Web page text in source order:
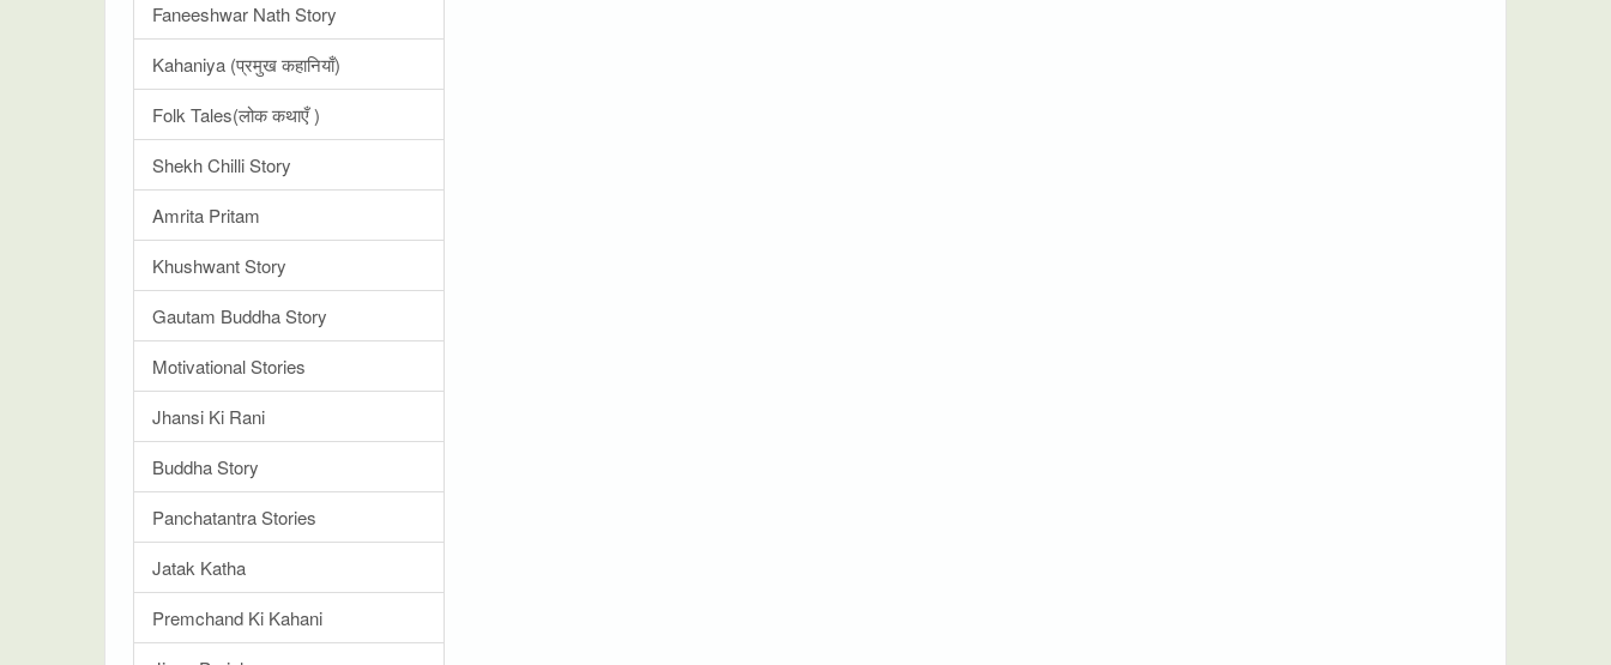
Faneeshwar Nath Story
Kahaniya (प्रमुख कहानियाँ)
Folk Tales(लोक कथाएँ )
Shekh Chilli Story
Amrita Pritam
Khushwant Story
Gautam Buddha Story
Motivational Stories
Jhansi Ki Rani
Buddha Story
Panchatantra Stories
Jatak Katha
Premchand Ki Kahani